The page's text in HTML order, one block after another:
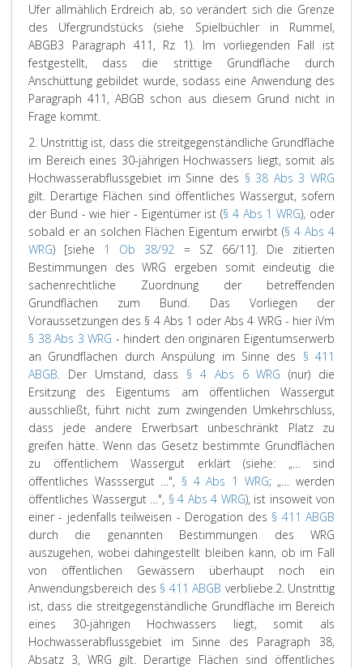
Ufer allmählich Erdreich ab, so verändert sich die Grenze
des Ufergrundstücks (siehe Spielbüchler in Rummel,
ABGB3 Paragraph 411, Rz 1). Im vorliegenden Fall ist
festgestellt, dass die strittige Grundfläche durch
Anschüttung gebildet wurde, sodass eine Anwendung des
Paragraph 411, ABGB schon aus diesem Grund nicht in
Frage kommt.
2. Unstrittig ist, dass die streitgegenständliche Grundfläche
im Bereich eines 30-jährigen Hochwassers liegt, somit als
Hochwasserabflussgebiet im Sinne des § 38 Abs 3 WRG
gilt. Derartige Flächen sind öffentliches Wassergut, sofern
der Bund - wie hier - Eigentümer ist (§ 4 Abs 1 WRG), oder
sobald er an solchen Flächen Eigentum erwirbt (§ 4 Abs 4
WRG) [siehe 1 Ob 38/92 = SZ 66/11]. Die zitierten
Bestimmungen des WRG ergeben somit eindeutig die
sachenrechtliche Zuordnung der betreffenden
Grundflächen zum Bund. Das Vorliegen der
Voraussetzungen des § 4 Abs 1 oder Abs 4 WRG - hier iVm
§ 38 Abs 3 WRG - hindert den originären Eigentumserwerb
an Grundflächen durch Anspülung im Sinne des § 411
ABGB. Der Umstand, dass § 4 Abs 6 WRG (nur) die
Ersitzung des Eigentums am öffentlichen Wassergut
ausschließt, führt nicht zum zwingenden Umkehrschluss,
dass jede andere Erwerbsart unbeschränkt Platz zu
greifen hätte. Wenn das Gesetz bestimmte Grundflächen
zu öffentlichem Wassergut erklärt (siehe: „… sind
öffentliches Wasssergut …", § 4 Abs 1 WRG; „… werden
öffentliches Wassergut …", § 4 Abs 4 WRG), ist insoweit von
einer - jedenfalls teilweisen - Derogation des § 411 ABGB
durch die genannten Bestimmungen des WRG
auszugehen, wobei dahingestellt bleiben kann, ob im Fall
von öffentlichen Gewässern überhaupt noch ein
Anwendungsbereich des § 411 ABGB verbliebe.2. Unstrittig
ist, dass die streitgegenständliche Grundfläche im Bereich
eines 30-jährigen Hochwassers liegt, somit als
Hochwasserabflussgebiet im Sinne des Paragraph 38,
Absatz 3, WRG gilt. Derartige Flächen sind öffentliches